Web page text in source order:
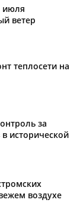
июля
ветер
теплосети на
за
исторической
воздухе